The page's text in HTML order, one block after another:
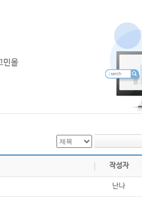
작성자
난나